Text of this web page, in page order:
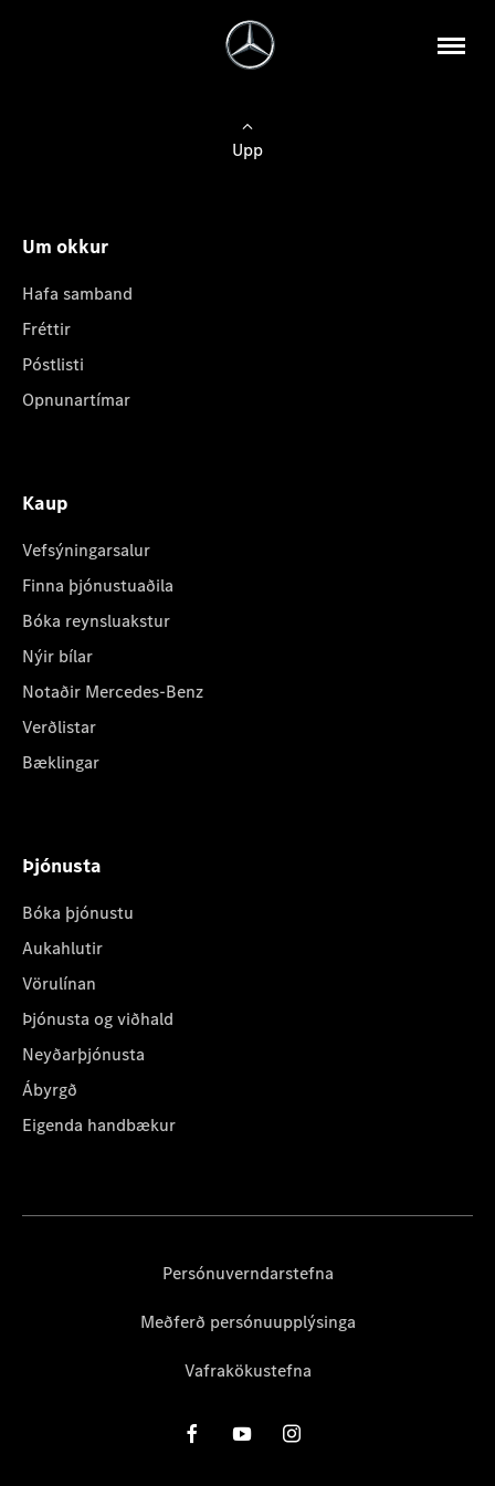
Upp
Um okkur
Hafa samband
Fréttir
Póstlisti
Opnunartímar
Kaup
Vefsýningarsalur
Finna þjónustuaðila
Bóka reynsluakstur
Nýir bílar
Notaðir Mercedes-Benz
Verðlistar
Bæklingar
Þjónusta
Bóka þjónustu
Aukahlutir
Vörulínan
Þjónusta og viðhald
Neyðarþjónusta
Ábyrgð
Eigenda handbækur
Persónuverndarstefna
Meðferð persónuupplýsinga
Vafrakökustefna